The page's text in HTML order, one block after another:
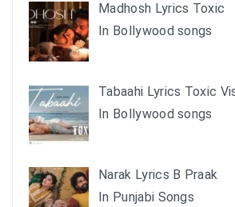
Madhosh Lyrics Toxic
In Bollywood songs
Tabaahi Lyrics Toxic
In Bollywood songs
Narak Lyrics B Praak
In Punjabi Songs